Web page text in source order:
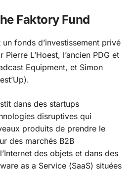
Faktory Fund
fonds d’investissement privé
L’Hoest, l’ancien PDG et
Equipment, et Simon
dans des startups
disruptives qui
produits de prendre le
des marchés B2B
des objets et dans des
as a Service (SaaS) situées